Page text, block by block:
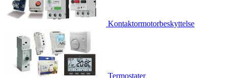
Kontaktormotorbeskyttelse
Termostater